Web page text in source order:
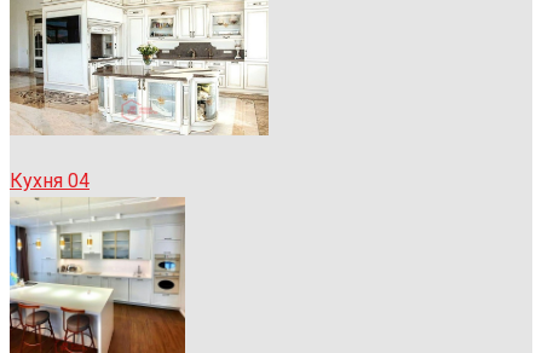
Кухня 04